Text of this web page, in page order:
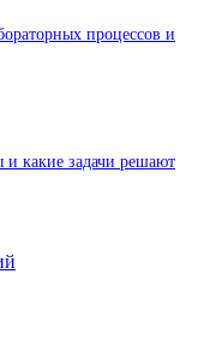
процессов и
и какие задачи решают